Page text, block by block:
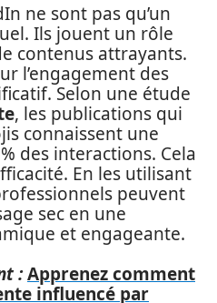
ne sont pas qu’un
Ils jouent un rôle
contenus attrayants.
l’engagement des
Selon une étude
, les publications qui
connaissent une
des interactions. Cela
En les utilisant
peuvent
sec en une
et engageante.
:Apprenez comment
influencé par